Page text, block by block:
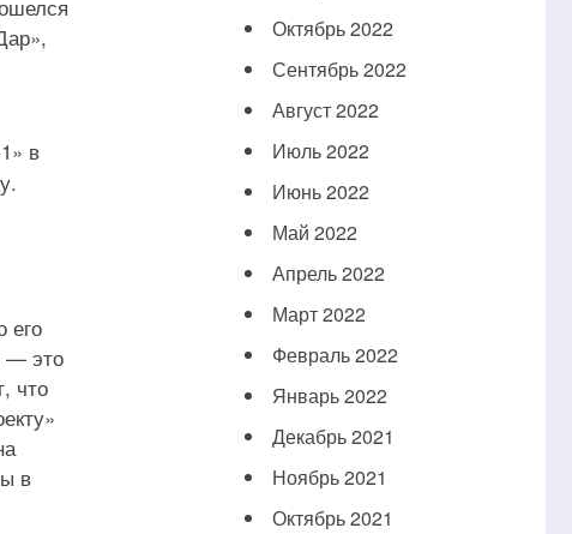
в
его
— это
что
в
Октябрь 2022
Сентябрь 2022
Август 2022
Июль 2022
Июнь 2022
Май 2022
Апрель 2022
Март 2022
Февраль 2022
Январь 2022
Декабрь 2021
Ноябрь 2021
Октябрь 2021